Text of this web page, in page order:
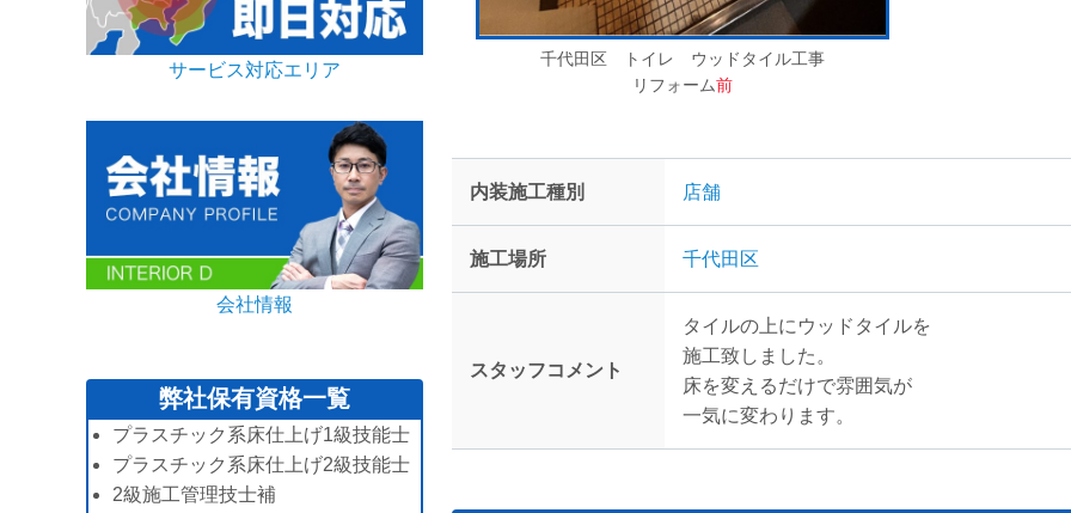
千代田区 トイレ ウッドタイル工事
リフォーム前
内装施工種別 店舗
施工場所 千代田区
スタッフコメント
タイルの上にウッドタイルを
施工致しました。
床を変えるだけで雰囲気が
一気に変わります。
サービス対応エリア
会社情報
弊社保有資格一覧
プラスチック系床仕上げ1級技能士
プラスチック系床仕上げ2級技能士
2級施工管理技士補